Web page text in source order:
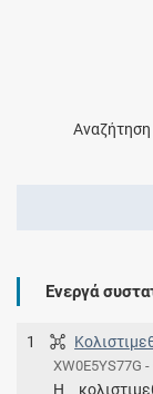
Ενεργά
1
XW0E5YS77G
Η